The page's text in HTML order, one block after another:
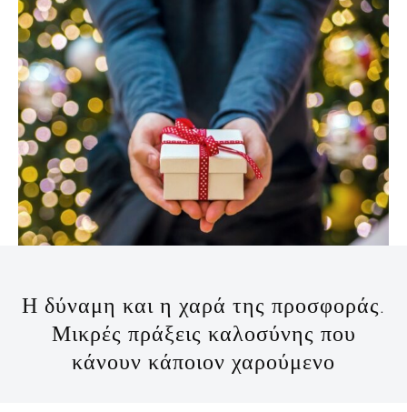
Η δύναμη και η χαρά της προσφοράς.
Μικρές πράξεις καλοσύνης που
κάνουν κάποιον χαρούμενο